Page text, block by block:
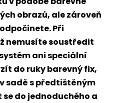
obrazů, ale zároveň
Při
nemusíte soustředit
ani speciální
do ruky barevný fix,
sadě s předtištěným
do jednoduchého a